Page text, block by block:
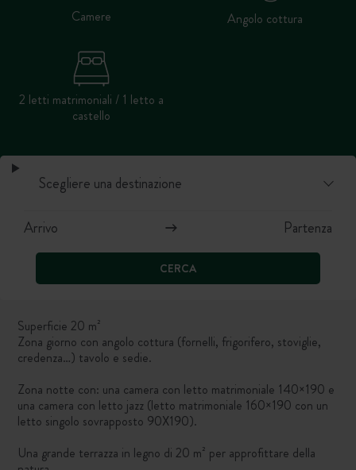
Camere Angolo cottura
2 letti matrimoniali / 1 letto a
castello
CERCA
Superficie 20 m²
Zona giorno con angolo cottura (fornelli, frigorifero, stoviglie,
credenza…) tavolo e sedie.
Zona notte con: una camera con letto matrimoniale 140×190 e
una camera con letto jazz (letto matrimoniale 160×190 con un
letto singolo sovrapposto 90X190).
Una grande terrazza in legno di 20 m² per approfittare della